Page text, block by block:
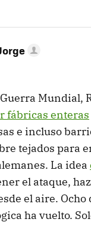
Mundial,
fábricas enteras
e incluso
tejados para
La idea
el ataque,
el aire. Ocho
ha vuelto.